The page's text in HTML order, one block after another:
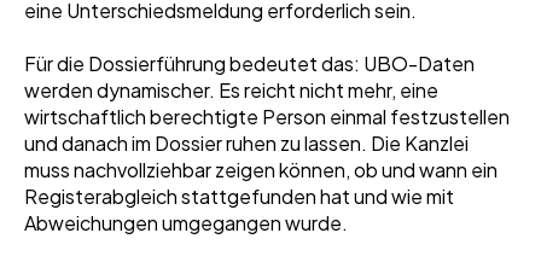
eine Unterschiedsmeldung erforderlich sein.
Für die Dossierführung bedeutet das: UBO-Daten
werden dynamischer. Es reicht nicht mehr, eine
wirtschaftlich berechtigte Person einmal festzustellen
und danach im Dossier ruhen zu lassen. Die Kanzlei
muss nachvollziehbar zeigen können, ob und wann ein
Registerabgleich stattgefunden hat und wie mit
Abweichungen umgegangen wurde.